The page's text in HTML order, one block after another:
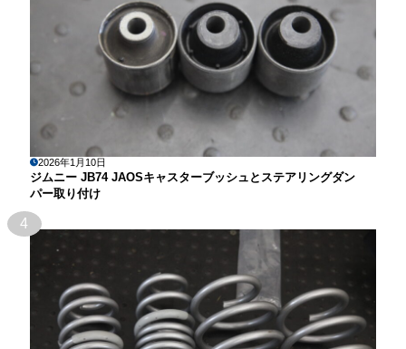
2026年1月10日
ジムニー JB74 JAOSキャスターブッシュとステアリングダン
パー取り付け
4